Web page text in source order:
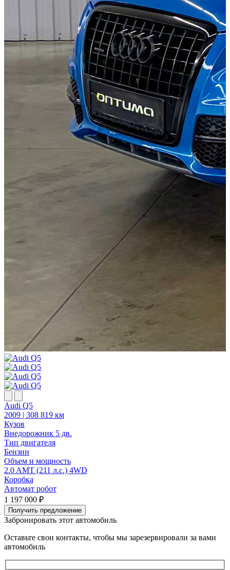
Audi Q5
2009 | 308 819 км
Кузов
Внедорожник 5 дв.
Тип двигателя
Бензин
Объем и мощность
2.0 AMT (211 л.с.) 4WD
Коробка
Автомат робот
1 197 000 ₽
Получить предложение
Забронировать этот автомобиль
Оставьте свои контакты, чтобы мы зарезервировали за вами
автомобиль